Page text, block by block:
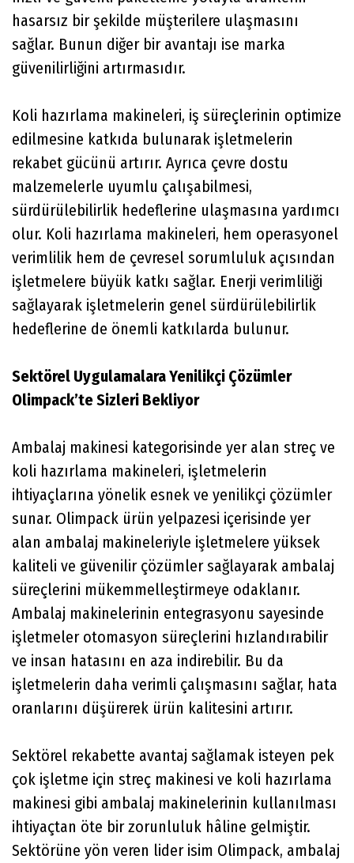
hasarsız bir şekilde müşterilere ulaşmasını
sağlar. Bunun diğer bir avantajı ise marka
güvenilirliğini artırmasıdır.
Koli hazırlama makineleri, iş süreçlerinin optimize
edilmesine katkıda bulunarak işletmelerin
rekabet gücünü artırır. Ayrıca çevre dostu
malzemelerle uyumlu çalışabilmesi,
sürdürülebilirlik hedeflerine ulaşmasına yardımcı
olur. Koli hazırlama makineleri, hem operasyonel
verimlilik hem de çevresel sorumluluk açısından
işletmelere büyük katkı sağlar. Enerji verimliliği
sağlayarak işletmelerin genel sürdürülebilirlik
hedeflerine de önemli katkılarda bulunur.
Sektörel Uygulamalara Yenilikçi Çözümler
Olimpack’te Sizleri Bekliyor
Ambalaj makinesi kategorisinde yer alan streç ve
koli hazırlama makineleri, işletmelerin
ihtiyaçlarına yönelik esnek ve yenilikçi çözümler
sunar. Olimpack ürün yelpazesi içerisinde yer
alan ambalaj makineleriyle işletmelere yüksek
kaliteli ve güvenilir çözümler sağlayarak ambalaj
süreçlerini mükemmelleştirmeye odaklanır.
Ambalaj makinelerinin entegrasyonu sayesinde
işletmeler otomasyon süreçlerini hızlandırabilir
ve insan hatasını en aza indirebilir. Bu da
işletmelerin daha verimli çalışmasını sağlar, hata
oranlarını düşürerek ürün kalitesini artırır.
Sektörel rekabette avantaj sağlamak isteyen pek
çok işletme için streç makinesi ve koli hazırlama
makinesi gibi ambalaj makinelerinin kullanılması
ihtiyaçtan öte bir zorunluluk hâline gelmiştir.
Sektörüne yön veren lider isim Olimpack, ambalaj